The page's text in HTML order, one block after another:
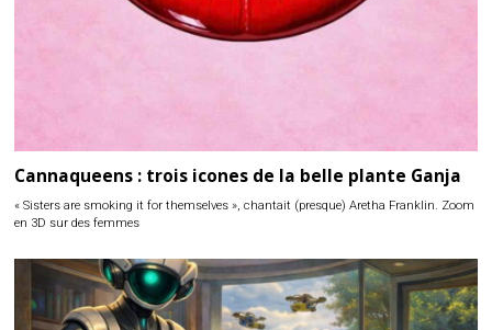
Cannaqueens : trois icones de la belle plante Ganja
« Sisters are smoking it for themselves », chantait (presque) Aretha Franklin. Zoom
en 3D sur des femmes